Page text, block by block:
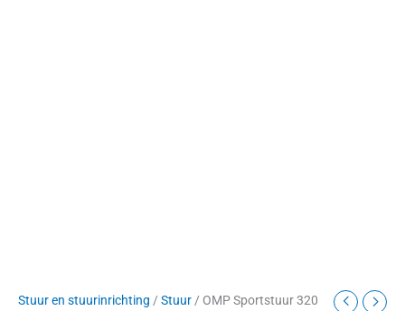
Stuur en stuurinrichting / Stuur / OMP Sportstuur 320